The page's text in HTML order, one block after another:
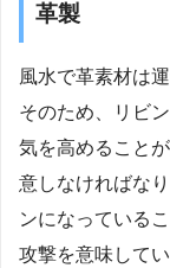
革製
風水で革素材は
そのため、リビ
気を高めること
意しなければな
ンになっている
攻撃を意味して